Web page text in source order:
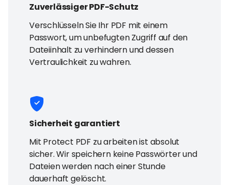
Zuverlässiger PDF-Schutz
Verschlüsseln Sie Ihr PDF mit einem
Passwort, um unbefugten Zugriff auf den
Dateiinhalt zu verhindern und dessen
Vertraulichkeit zu wahren.
Sicherheit garantiert
Mit Protect PDF zu arbeiten ist absolut
sicher. Wir speichern keine Passwörter und
Dateien werden nach einer Stunde
dauerhaft gelöscht.